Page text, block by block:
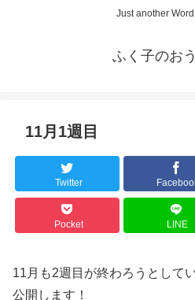
Just another
ふく子のお
11月1週目
Twitter
Pocket LINE
11月も2週目が終わろうとして
公開します！